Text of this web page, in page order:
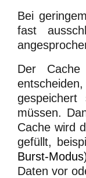
Bei
fast
Der
müssen.
Cache wird
gefüllt,
Burst-Modus
Daten vor